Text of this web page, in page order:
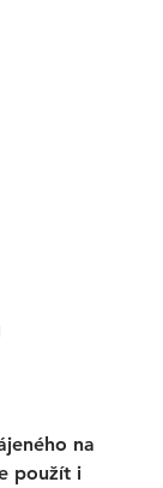
na
použít i